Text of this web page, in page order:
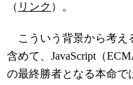
（ リンク ）。
こういう背景から考え
含めて、JavaScript（
の最終勝者となる本命で